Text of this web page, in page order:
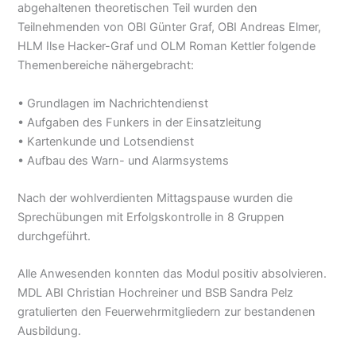
abgehaltenen theoretischen Teil wurden den
Teilnehmenden von OBI Günter Graf, OBI Andreas Elmer,
HLM Ilse Hacker-Graf und OLM Roman Kettler folgende
Themenbereiche nähergebracht:
• Grundlagen im Nachrichtendienst
• Aufgaben des Funkers in der Einsatzleitung
• Kartenkunde und Lotsendienst
• Aufbau des Warn- und Alarmsystems
Nach der wohlverdienten Mittagspause wurden die
Sprechübungen mit Erfolgskontrolle in 8 Gruppen
durchgeführt.
Alle Anwesenden konnten das Modul positiv absolvieren.
MDL ABI Christian Hochreiner und BSB Sandra Pelz
gratulierten den Feuerwehrmitgliedern zur bestandenen
Ausbildung.